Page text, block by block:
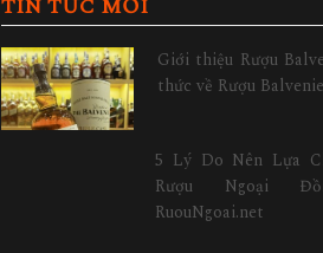
TIN TỨC MỚI
Giới thiệu Rượu
thức về Rượu Balvenie
5 Lý Do Nên Lựa
Rượu Ngoại
RuouNgoai.net